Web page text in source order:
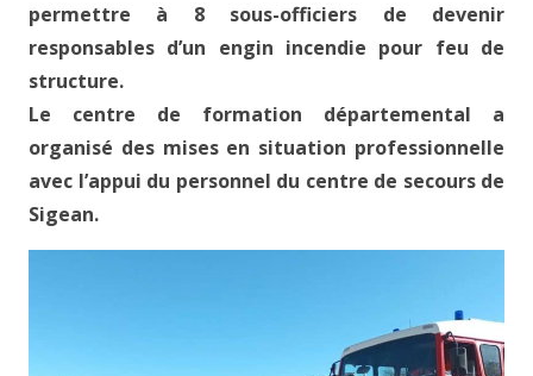
permettre à 8 sous-officiers de devenir
responsables d’un engin incendie pour feu de
structure.
Le centre de formation départemental a
organisé des mises en situation professionnelle
avec l’appui du personnel du centre de secours de
Sigean.